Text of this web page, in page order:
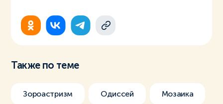
Также по теме
Зороастризм Одиссей Мозаика